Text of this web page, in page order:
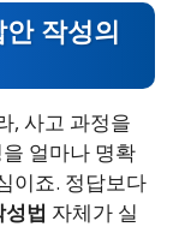
작성의
, 사고 과정을
얼마나 명확
이죠. 정답보다
성법 자체가 실